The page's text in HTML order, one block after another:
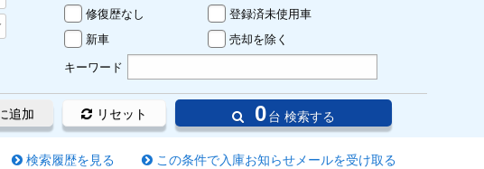
修復歴なし
登録済未使用車
新車
売却を除く
キーワード
0台 検索する
リセット
追加
この条件で入庫お知らせメールを受け取る
検索履歴を見る